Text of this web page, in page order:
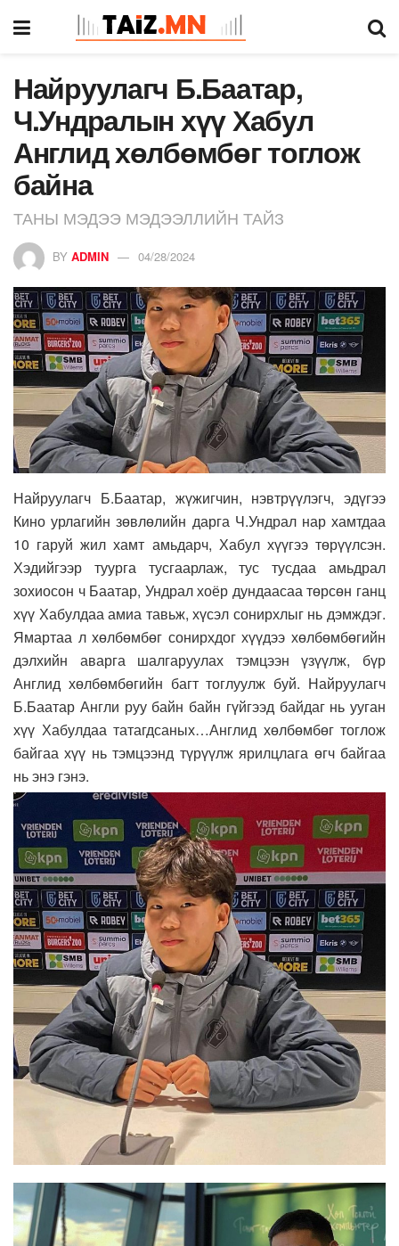
Найруулагч Б.Баатар,
Ч.Ундралын хүү Хабул
Англид хөлбөмбөг тоглож
байна
ТАНЫ МЭДЭЭ МЭДЭЭЛЛИЙН ТАЙЗ
BY ADMIN 04/28/2024
Найруулагч Б.Баатар, жүжигчин, нэвтрүүлэгч, эдүгээ
Кино урлагийн зөвлөлийн дарга Ч.Ундрал нар хамтдаа
10 гаруй жил хамт амьдарч, Хабул хүүгээ төрүүлсэн.
Хэдийгээр туурга тусгаарлаж, тус тусдаа амьдрал
зохиосон ч Баатар, Ундрал хоёр дундаасаа төрсөн ганц
хүү Хабулдаа амиа тавьж, хүсэл сонирхлыг нь дэмждэг.
Ямартаа л хөлбөмбөг сонирхдог хүүдээ хөлбөмбөгийн
дэлхийн аварга шалгаруулах тэмцээн үзүүлж, бүр
Англид хөлбөмбөгийн багт тоглуулж буй. Найруулагч
Б.Баатар Англи руу байн байн гүйгээд байдаг нь ууган
хүү Хабулдаа татагдсаных…Англид хөлбөмбөг тоглож
байгаа хүү нь тэмцээнд түрүүлж ярилцлага өгч байгаа
нь энэ гэнэ.